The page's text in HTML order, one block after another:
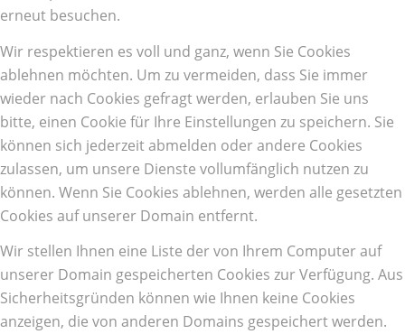
erneut besuchen.
Wir respektieren es voll und ganz, wenn Sie Cookies
ablehnen möchten. Um zu vermeiden, dass Sie immer
wieder nach Cookies gefragt werden, erlauben Sie uns
bitte, einen Cookie für Ihre Einstellungen zu speichern. Sie
können sich jederzeit abmelden oder andere Cookies
zulassen, um unsere Dienste vollumfänglich nutzen zu
können. Wenn Sie Cookies ablehnen, werden alle gesetzten
Cookies auf unserer Domain entfernt.
Wir stellen Ihnen eine Liste der von Ihrem Computer auf
unserer Domain gespeicherten Cookies zur Verfügung. Aus
Sicherheitsgründen können wie Ihnen keine Cookies
anzeigen, die von anderen Domains gespeichert werden.